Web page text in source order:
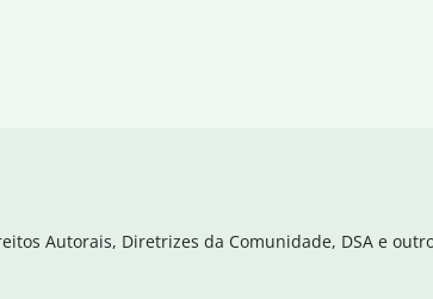
Autorais, Diretrizes da Comunidade, DSA e